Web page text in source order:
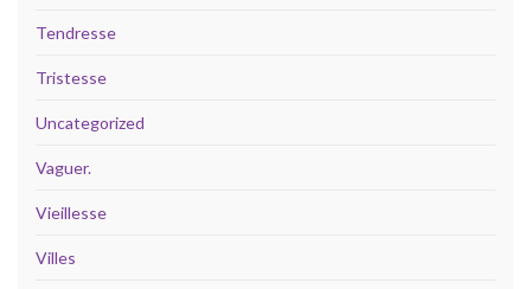
Tendresse
Tristesse
Uncategorized
Vaguer.
Vieillesse
Villes